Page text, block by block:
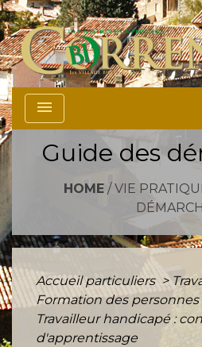
menu
Guide des
HOME/ VIE
Accueil particuliers >
Formation des
Travailleur handicapé :
d'apprentissage